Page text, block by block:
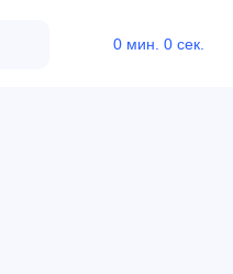
0 мин. 0 сек.